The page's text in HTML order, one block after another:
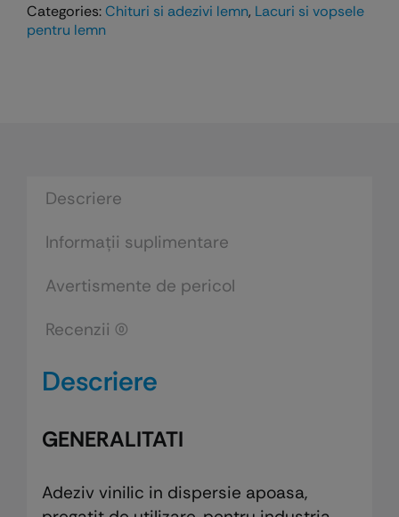
D3
in
apoasa
industria
Categories:Chituri si adezivi lemn, Lacuri si vopsele
pentru lemn
Descriere
Informații suplimentare
Avertismente de pericol
Recenzii (0)
Descriere
GENERALITATI
Adeziv vinilic in dispersie apoasa,